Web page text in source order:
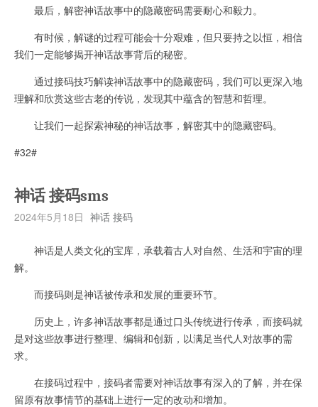
最后，解密神话故事中的隐藏密码需要耐心和毅力。
有时候，解谜的过程可能会十分艰难，但只要持之以恒，相信
我们一定能够揭开神话故事背后的秘密。
通过接码技巧解读神话故事中的隐藏密码，我们可以更深入地
理解和欣赏这些古老的传说，发现其中蕴含的智慧和哲理。
让我们一起探索神秘的神话故事，解密其中的隐藏密码。
#32#
神话 接码sms
2024年5月18日 神话 接码
神话是人类文化的宝库，承载着古人对自然、生活和宇宙的理
解。
而接码则是神话被传承和发展的重要环节。
历史上，许多神话故事都是通过口头传统进行传承，而接码就
是对这些故事进行整理、编辑和创新，以满足当代人对故事的需
求。
在接码过程中，接码者需要对神话故事有深入的了解，并在保
留原有故事情节的基础上进行一定的改动和增加。